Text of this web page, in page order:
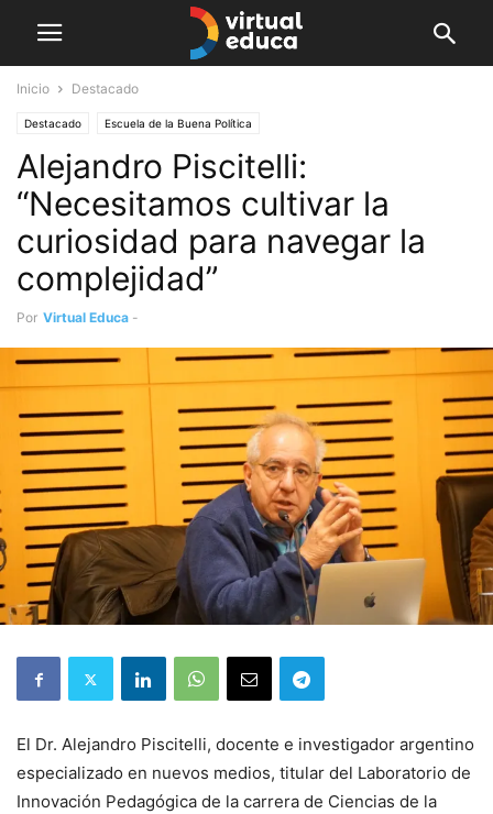
Inicio Destacado
Destacado Escuela de la Buena Política
Alejandro Piscitelli:
“Necesitamos cultivar la
curiosidad para navegar la
complejidad”
Por Virtual Educa -
El Dr. Alejandro Piscitelli, docente e investigador argentino
especializado en nuevos medios, titular del Laboratorio de
Innovación Pedagógica de la carrera de Ciencias de la